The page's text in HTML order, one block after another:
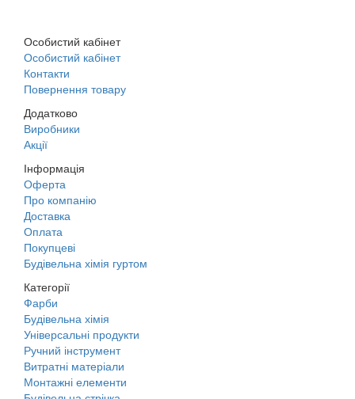
Особистий кабінет
Особистий кабінет
Контакти
Повернення товару
Додатково
Виробники
Акції
Інформація
Оферта
Про компанію
Доставка
Оплата
Покупцеві
Будівельна хімія гуртом
Категорії
Фарби
Будівельна хімія
Універсальні продукти
Ручний інструмент
Витратні матеріали
Монтажні елементи